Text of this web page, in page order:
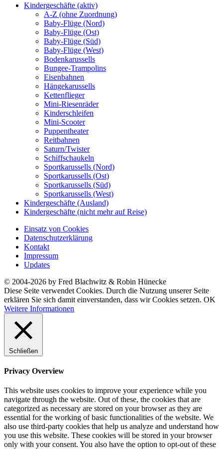
Kindergeschäfte (aktiv)
A-Z (ohne Zuordnung)
Baby-Flüge (Nord)
Baby-Flüge (Ost)
Baby-Flüge (Süd)
Baby-Flüge (West)
Bodenkarussells
Bungee-Trampolins
Eisenbahnen
Hängekarussells
Kettenflieger
Mini-Riesenräder
Kinderschleifen
Mini-Scooter
Puppentheater
Reitbahnen
Saturn/Twister
Schiffschaukeln
Sportkarussells (Nord)
Sportkarussells (Ost)
Sportkarussells (Süd)
Sportkarussells (West)
Kindergeschäfte (Ausland)
Kindergeschäfte (nicht mehr auf Reise)
Einsatz von Cookies
Datenschutzerklärung
Kontakt
Impressum
Updates
© 2004-2026 by Fred Blachwitz & Robin Hünecke
Diese Seite verwendet Cookies. Durch die Nutzung unserer Seite
erklären Sie sich damit einverstanden, dass wir Cookies setzen. OK
Weitere Informationen
Schließen
Privacy Overview
This website uses cookies to improve your experience while you
navigate through the website. Out of these, the cookies that are
categorized as necessary are stored on your browser as they are
essential for the working of basic functionalities of the website. We
also use third-party cookies that help us analyze and understand how
you use this website. These cookies will be stored in your browser
only with your consent. You also have the option to opt-out of these